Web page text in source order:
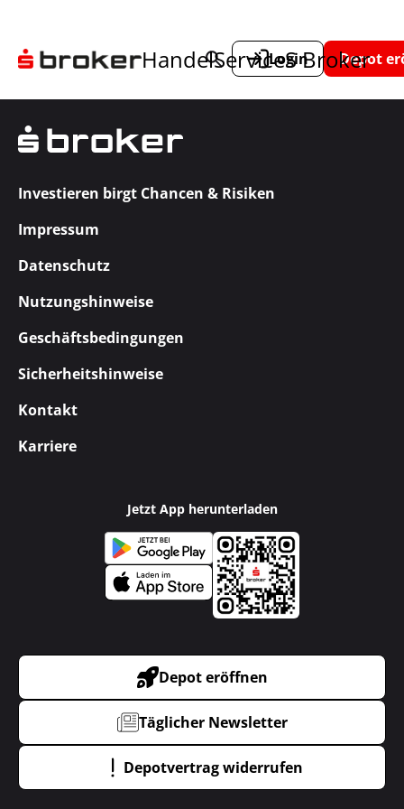
HandelServiceS Broker
Login Depot
Investieren birgt Chancen & Risiken
Impressum
Datenschutz
Nutzungshinweise
Geschäftsbedingungen
Sicherheitshinweise
Kontakt
Karriere
Jetzt App herunterladen
Depot eröffnen
Täglicher Newsletter
Depotvertrag widerrufen